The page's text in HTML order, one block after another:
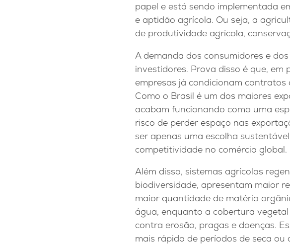
papel e está sendo implementada
e aptidão agrícola. Ou seja, a
de produtividade agrícola,
A demanda dos consumidores e
investidores. Prova disso é que, em
empresas já condicionam
Como o Brasil é um dos maiores
acabam funcionando como uma
risco de perder espaço nas
ser apenas uma escolha
competitividade no comércio global.
Além disso, sistemas agrícolas
biodiversidade, apresentam maior
maior quantidade de matéria
água, enquanto a cobertura
contra erosão, pragas e doenças.
mais rápido de períodos de seca